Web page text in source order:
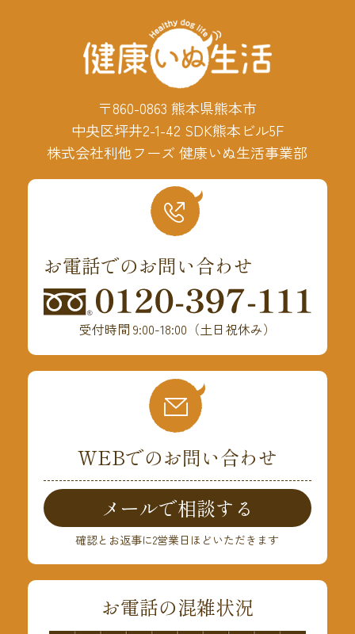
〒860-0863 熊本県熊本市
中央区坪井2-1-42 SDK熊本ビル5F
株式会社利他フーズ 健康いぬ生活事業部
お電話でのお問い合わせ
受付時間 9:00-18:00（土日祝休み）
WEBでのお問い合わせ
メールで相談する
確認とお返事に2営業日ほどいただきます
お電話の混雑状況